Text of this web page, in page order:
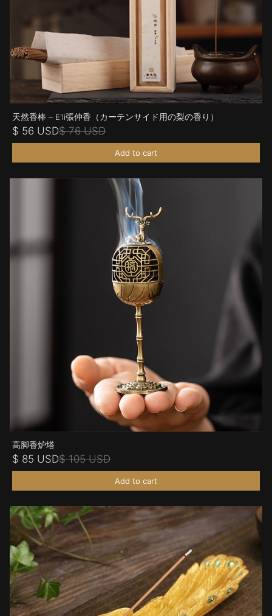
天然香棒 – E'li張仲香（カーテンサイド用の梨の香り）
$ 56 USD$ 76 USD
Add to cart
高脚香炉塔
$ 85 USD$ 105 USD
Add to cart